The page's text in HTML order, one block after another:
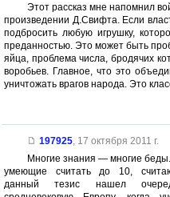
Этот рассказ мне напомнил
произведении Д.Свифта. Если
подбросить любую игрушку,
преданностью. Это может быть
яйца, проблема числа, бродячих
воробьев. Главное, что это
уничтожать врагов народа. Это
197925, 17 октября 2011 г.
Многие знания — многие
умеющие считать до 10,
данный тезис нашел